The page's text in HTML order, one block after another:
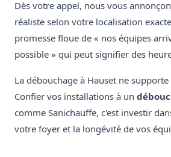
Dès votre appel, nous vous
réaliste selon votre localisation
promesse floue de « nos équipes
possible » qui peut signifier des
La débouchage à Hauset ne
Confier vos installations à un
comme Sanichauffe, c'est investir
votre foyer et la longévité de vos